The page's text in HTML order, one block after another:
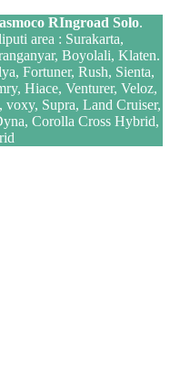
RIngroad Solo.
area : Surakarta,
Boyolali, Klaten.
Fortuner, Rush, Sienta,
Hiace, Venturer, Veloz,
Supra, Land Cruiser,
Corolla Cross Hybrid,